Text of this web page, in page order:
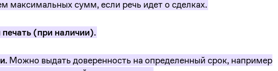
максимальных сумм, если речь идет о сделках.
(при наличии).
Можно выдать доверенность на определенный срок, например